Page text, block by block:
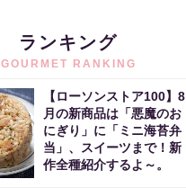
ランキング
GOURMET RANKING
【ローソンストア100】8
月の新商品は「悪魔のお
にぎり」に「ミニ海苔弁
当」、スイーツまで！新
作全種紹介するよ～。